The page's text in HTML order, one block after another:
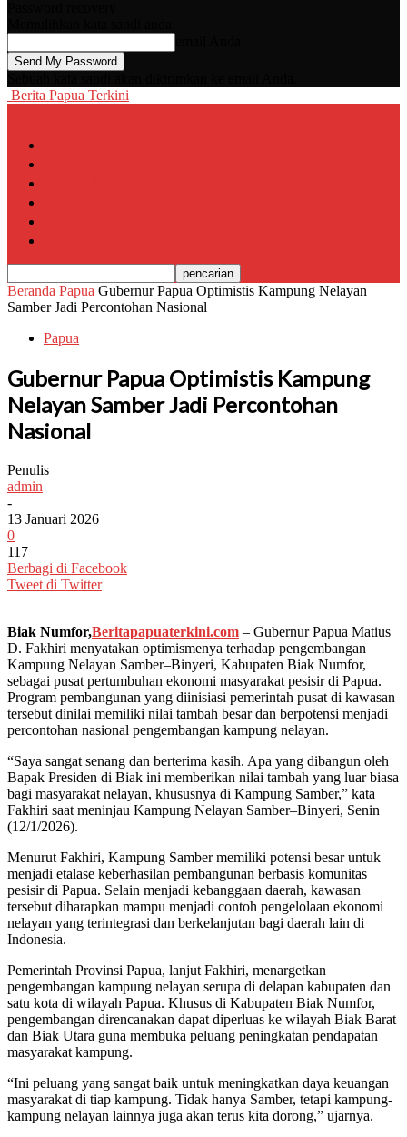
Berita Papua Terkini
Beranda Papua Gubernur Papua Optimistis Kampung Nelayan
Samber Jadi Percontohan Nasional
Papua
Gubernur Papua Optimistis Kampung
Nelayan Samber Jadi Percontohan
Nasional
Penulis
admin
-
13 Januari 2026
0
117
Berbagi di Facebook
Tweet di Twitter
Biak Numfor,Beritapapuaterkini.com – Gubernur Papua Matius
D. Fakhiri menyatakan optimismenya terhadap pengembangan
Kampung Nelayan Samber–Binyeri, Kabupaten Biak Numfor,
sebagai pusat pertumbuhan ekonomi masyarakat pesisir di Papua.
Program pembangunan yang diinisiasi pemerintah pusat di kawasan
tersebut dinilai memiliki nilai tambah besar dan berpotensi menjadi
percontohan nasional pengembangan kampung nelayan.
“Saya sangat senang dan berterima kasih. Apa yang dibangun oleh
Bapak Presiden di Biak ini memberikan nilai tambah yang luar biasa
bagi masyarakat nelayan, khususnya di Kampung Samber,” kata
Fakhiri saat meninjau Kampung Nelayan Samber–Binyeri, Senin
(12/1/2026).
Menurut Fakhiri, Kampung Samber memiliki potensi besar untuk
menjadi etalase keberhasilan pembangunan berbasis komunitas
pesisir di Papua. Selain menjadi kebanggaan daerah, kawasan
tersebut diharapkan mampu menjadi contoh pengelolaan ekonomi
nelayan yang terintegrasi dan berkelanjutan bagi daerah lain di
Indonesia.
Pemerintah Provinsi Papua, lanjut Fakhiri, menargetkan
pengembangan kampung nelayan serupa di delapan kabupaten dan
satu kota di wilayah Papua. Khusus di Kabupaten Biak Numfor,
pengembangan direncanakan dapat diperluas ke wilayah Biak Barat
dan Biak Utara guna membuka peluang peningkatan pendapatan
masyarakat kampung.
“Ini peluang yang sangat baik untuk meningkatkan daya keuangan
masyarakat di tiap kampung. Tidak hanya Samber, tetapi kampung-
kampung nelayan lainnya juga akan terus kita dorong,” ujarnya.